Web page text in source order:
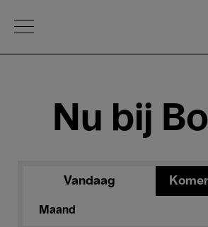
Open Menu
Nu bij
Vandaag
Maand